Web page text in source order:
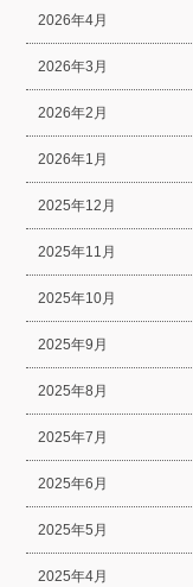
2026年4月
2026年3月
2026年2月
2026年1月
2025年12月
2025年11月
2025年10月
2025年9月
2025年8月
2025年7月
2025年6月
2025年5月
2025年4月